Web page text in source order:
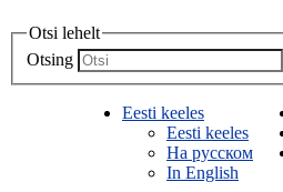
Otsi lehelt
Otsing
Eesti keeles
Eesti keeles
На русском
In English